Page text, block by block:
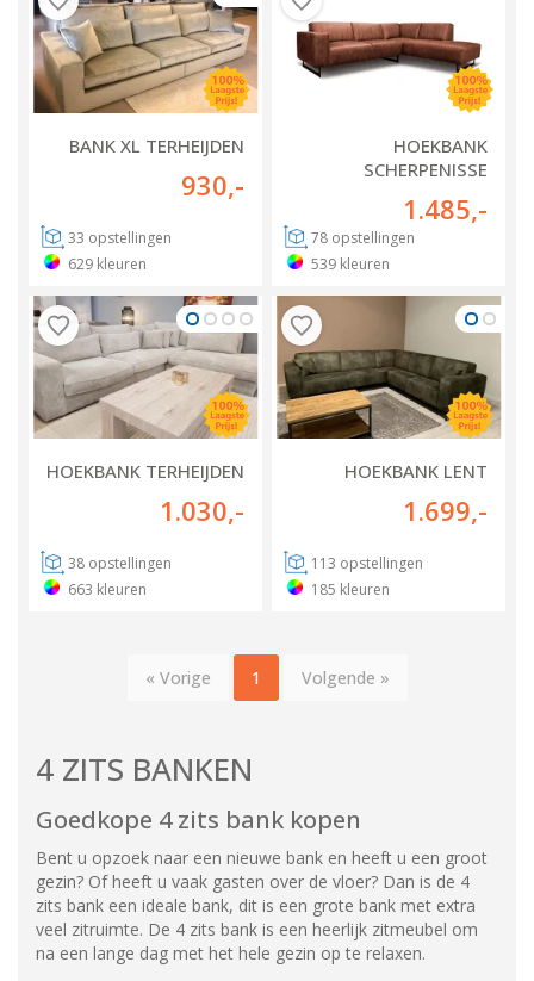
BANK XL TERHEIJDEN
930,-
33 opstellingen
629 kleuren
HOEKBANK
SCHERPENISSE
1.485,-
78 opstellingen
539 kleuren
HOEKBANK TERHEIJDEN
1.030,-
38 opstellingen
663 kleuren
HOEKBANK LENT
1.699,-
113 opstellingen
185 kleuren
« Vorige 1 Volgende »
4 ZITS BANKEN
Goedkope 4 zits bank kopen
Bent u opzoek naar een nieuwe bank en heeft u een groot
gezin? Of heeft u vaak gasten over de vloer? Dan is de 4
zits bank een ideale bank, dit is een grote bank met extra
veel zitruimte. De 4 zits bank is een heerlijk zitmeubel om
na een lange dag met het hele gezin op te relaxen.